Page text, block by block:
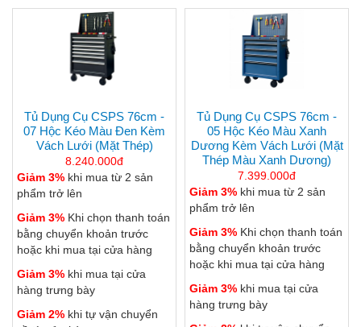
Tủ Dụng Cụ CSPS 76cm -
07 Hộc Kéo Màu Đen Kèm
Vách Lưới (mặt Thép)
8.240.000đ
Giảm 3% khi mua từ 2 sản
phẩm trở lên
Giảm 3% Khi chọn thanh toán
bằng chuyển khoản trước
hoặc khi mua tại cửa hàng
Giảm 3% khi mua tại cửa
hàng trưng bày
Giảm 2% khi tự vận chuyển
Tủ Dụng Cụ CSPS 76cm -
05 Hộc Kéo Màu Xanh
Dương Kèm Vách Lưới (mặt
Thép Màu Xanh Dương)
7.399.000đ
Giảm 3% khi mua từ 2 sản
phẩm trở lên
Giảm 3% Khi chọn thanh toán
bằng chuyển khoản trước
hoặc khi mua tại cửa hàng
Giảm 3% khi mua tại cửa
hàng trưng bày